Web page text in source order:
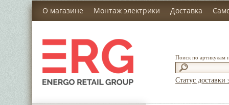
О магазине Монтаж электрики Доставка
Поиск по артикулам
Статус доставки